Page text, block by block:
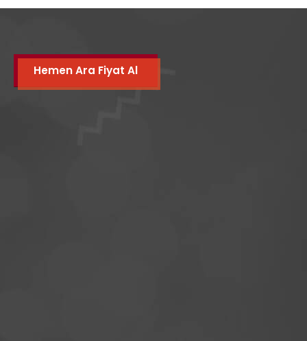
Hemen Ara Fiyat Al